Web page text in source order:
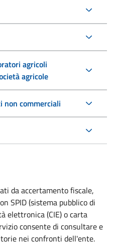
agricoli
agricole
non commerciali
da accertamento fiscale,
SPID (sistema pubblico di
elettronica (CIE) o carta
consente di consultare e
nei confronti dell'ente.